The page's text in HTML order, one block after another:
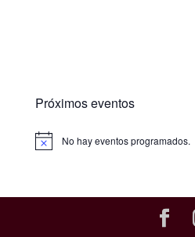
Próximos eventos
No hay eventos programados.